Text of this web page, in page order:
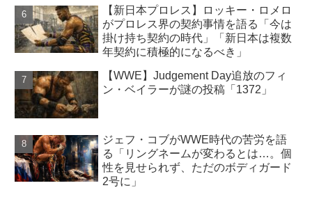
【新日本プロレス】ロッキー・ロメロ
がプロレス界の契約事情を語る「今は
掛け持ち契約の時代」「新日本は複数
年契約に積極的になるべき」
【WWE】Judgement Day追放のフィ
ン・ベイラーが謎の投稿「1372」
ジェフ・コブがWWE時代の苦労を語
る「リングネームが変わるとは…。個
性を見せられず、ただのボディガード
2号に」